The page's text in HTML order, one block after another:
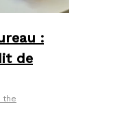
:
de
the